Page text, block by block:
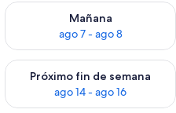
noche, ago 6 - ago 7
Mañana
ago 7 - ago 8
Consulta la disponibilidad
fin de semana, ago 7 -
Próximo fin de semana
ago 14 - ago 16
Consulta la disponibilidad